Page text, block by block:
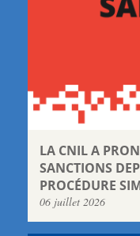
LA CNIL A
SANCTIONS
PROCÉDURE
06 juillet 2026